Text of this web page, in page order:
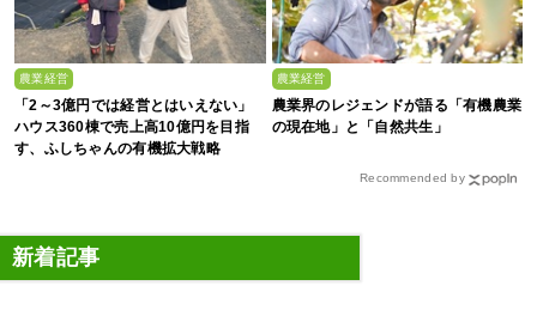
農業経営
「2～3億円では経営とはいえない」
ハウス360棟で売上高10億円を目指
す、ふしちゃんの有機拡大戦略
農業経営
農業界のレジェンドが語る「有機農業
の現在地」と「自然共生」
Recommended by
新着記事